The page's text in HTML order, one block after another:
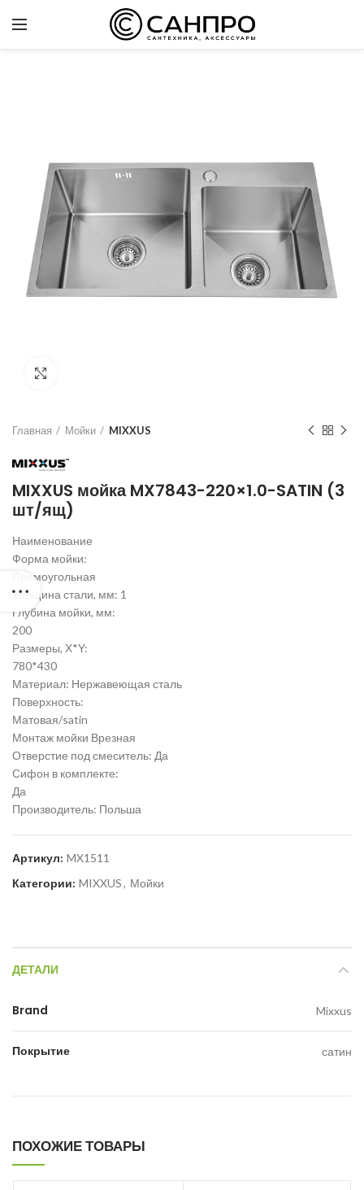
Главная Мойки MIXXUS
MIXXUS мойка MX7843-220×1.0-SATIN (3
шт/ящ)
Наименование
Форма мойки:
Прямоугольная
Толщина стали, мм: 1
Глубина мойки, мм:
200
Размеры, Х*Y:
780*430
Материал: Нержавеющая сталь
Поверхность:
Матовая/satin
Монтаж мойки Врезная
Отверстие под смеситель: Да
Сифон в комплекте:
Да
Производитель: Польша
Артикул: MX1511
Категории: MIXXUS, Мойки
ДЕТАЛИ
Brand Mixxus
Покрытие сатин
ПОХОЖИЕ ТОВАРЫ